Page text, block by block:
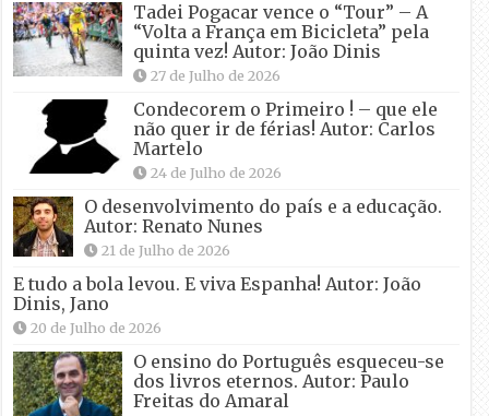
Tadei Pogacar vence o “Tour” – A
“Volta a França em Bicicleta” pela
quinta vez! Autor: João Dinis
27 de Julho de 2026
Condecorem o Primeiro ! – que ele
não quer ir de férias! Autor: Carlos
Martelo
24 de Julho de 2026
O desenvolvimento do país e a educação.
Autor: Renato Nunes
21 de Julho de 2026
E tudo a bola levou. E viva Espanha! Autor: João
Dinis, Jano
20 de Julho de 2026
O ensino do Português esqueceu-se
dos livros eternos. Autor: Paulo
Freitas do Amaral